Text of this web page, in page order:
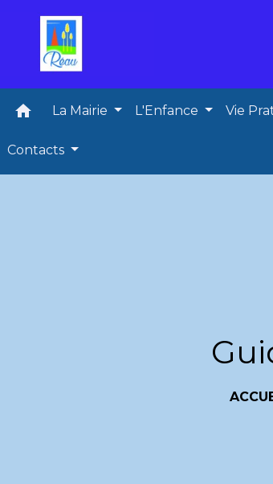
home La Mairie L'Enfance Vie
Contacts